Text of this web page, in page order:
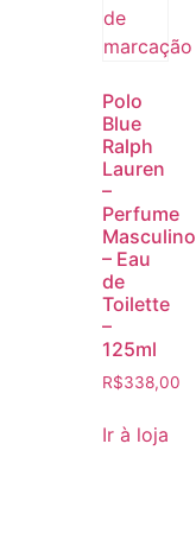
Polo
Blue
Ralph
Lauren
–
Perfume
Masculino
– Eau
de
Toilette
–
125ml
R$338,00
Ir à loja